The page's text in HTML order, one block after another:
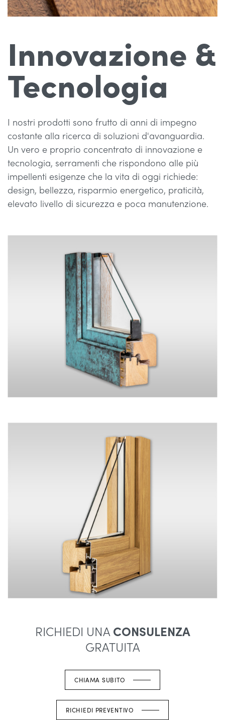
Innovazione &
Tecnologia
I nostri prodotti sono frutto di anni di impegno
costante alla ricerca di soluzioni d'avanguardia.
Un vero e proprio concentrato di innovazione e
tecnologia, serramenti che rispondono alle più
impellenti esigenze che la vita di oggi richiede:
design, bellezza, risparmio energetico, praticità,
elevato livello di sicurezza e poca manutenzione.
RICHIEDI UNACONSULENZA
GRATUITA
CHIAMA SUBITO
RICHIEDI PREVENTIVO